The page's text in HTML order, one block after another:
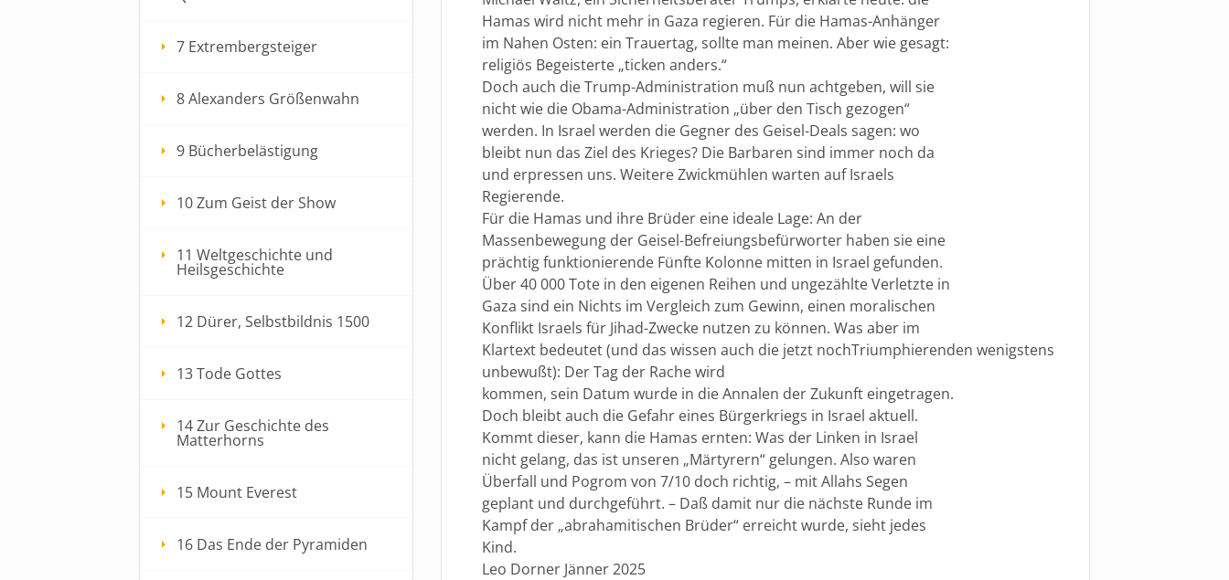
Hamas wird nicht mehr in Gaza regieren. Für die Hamas-Anhänger
im Nahen Osten: ein Trauertag, sollte man meinen. Aber wie gesagt:
religiös Begeisterte „ticken anders.“
Doch auch die Trump-Administration muß nun achtgeben, will sie
nicht wie die Obama-Administration „über den Tisch gezogen“
werden. In Israel werden die Gegner des Geisel-Deals sagen: wo
bleibt nun das Ziel des Krieges? Die Barbaren sind immer noch da
und erpressen uns. Weitere Zwickmühlen warten auf Israels
Regierende.
Für die Hamas und ihre Brüder eine ideale Lage: An der
Massenbewegung der Geisel-Befreiungsbefürworter haben sie eine
prächtig funktionierende Fünfte Kolonne mitten in Israel gefunden.
Über 40 000 Tote in den eigenen Reihen und ungezählte Verletzte in
Gaza sind ein Nichts im Vergleich zum Gewinn, einen moralischen
Konflikt Israels für Jihad-Zwecke nutzen zu können. Was aber im
Klartext bedeutet (und das wissen auch die jetzt nochTriumphierenden wenigstens
unbewußt): Der Tag der Rache wird
kommen, sein Datum wurde in die Annalen der Zukunft eingetragen.
Doch bleibt auch die Gefahr eines Bürgerkriegs in Israel aktuell.
Kommt dieser, kann die Hamas ernten: Was der Linken in Israel
nicht gelang, das ist unseren „Märtyrern“ gelungen. Also waren
Überfall und Pogrom von 7/10 doch richtig, – mit Allahs Segen
geplant und durchgeführt. – Daß damit nur die nächste Runde im
Kampf der „abrahamitischen Brüder“ erreicht wurde, sieht jedes
Kind.
Leo Dorner Jänner 2025
7 Extrembergsteiger
8 Alexanders Größenwahn
9 Bücherbelästigung
10 Zum Geist der Show
11 Weltgeschichte und
Heilsgeschichte
12 Dürer, Selbstbildnis 1500
13 Tode Gottes
14 Zur Geschichte des
Matterhorns
15 Mount Everest
16 Das Ende der Pyramiden